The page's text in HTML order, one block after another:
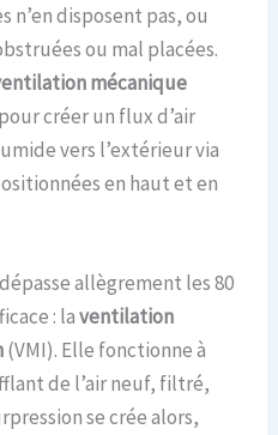
n’en disposent pas, ou
ou mal placées.
mécanique
créer un flux d’air
vers l’extérieur via
en haut et en
allègrement les 80
: laventilation
(VMI). Elle fonctionne à
de l’air neuf, filtré,
se crée alors,